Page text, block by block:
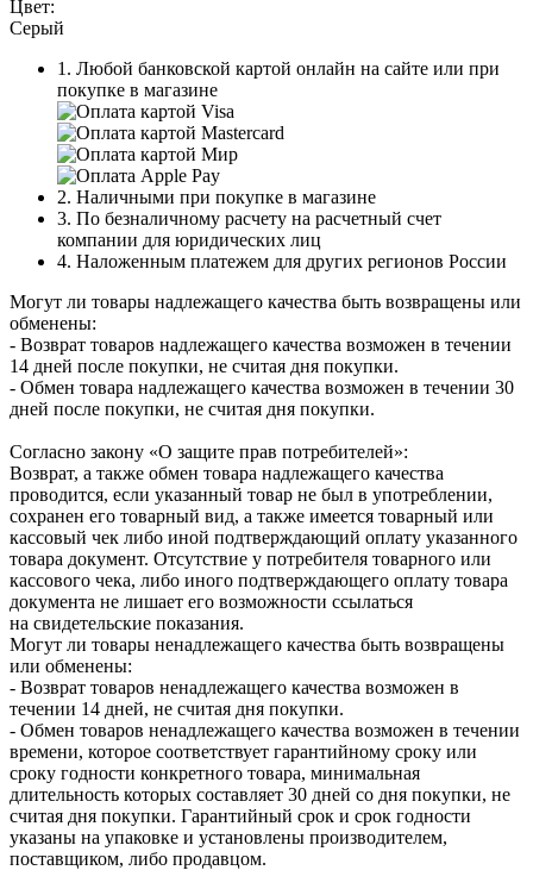
Цвет:
Серый
1. Любой банковской картой онлайн на сайте или при
покупке в магазине
2. Наличными при покупке в магазине
3. По безналичному расчету на расчетный счет
компании для юридических лиц
4. Наложенным платежем для других регионов России
Могут ли товары надлежащего качества быть возвращены или
обменены:
- Возврат товаров надлежащего качества возможен в течении
14 дней после покупки, не считая дня покупки.
- Обмен товара надлежащего качества возможен в течении 30
дней после покупки, не считая дня покупки.
Согласно закону «О защите прав потребителей»:
Возврат, а также обмен товара надлежащего качества
проводится, если указанный товар не был в употреблении,
сохранен его товарный вид, а также имеется товарный или
кассовый чек либо иной подтверждающий оплату указанного
товара документ. Отсутствие у потребителя товарного или
кассового чека, либо иного подтверждающего оплату товара
документа не лишает его возможности ссылаться
на свидетельские показания.
Могут ли товары ненадлежащего качества быть возвращены
или обменены:
- Возврат товаров ненадлежащего качества возможен в
течении 14 дней, не считая дня покупки.
- Обмен товаров ненадлежащего качества возможен в течении
времени, которое соответствует гарантийному сроку или
сроку годности конкретного товара, минимальная
длительность которых составляет 30 дней со дня покупки, не
считая дня покупки. Гарантийный срок и срок годности
указаны на упаковке и установлены производителем,
поставщиком, либо продавцом.